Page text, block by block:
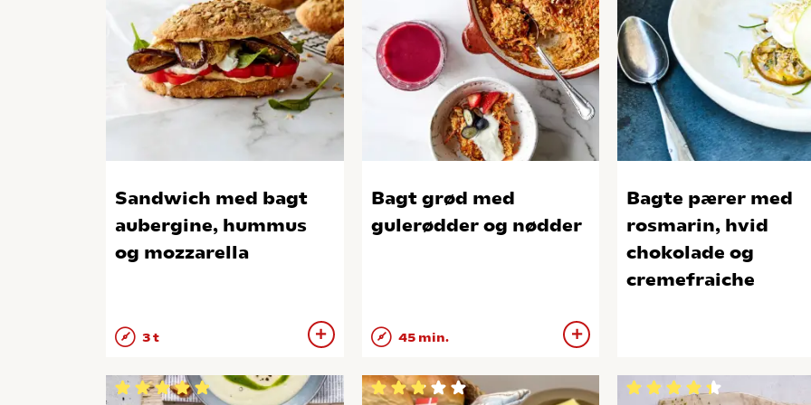
Sandwich med bagt
aubergine, hummus
og mozzarella
3 t
Bagt grød med
gulerødder og nødder
45 min.
Bagte pærer med
rosmarin, hvid
chokolade og
cremefraiche